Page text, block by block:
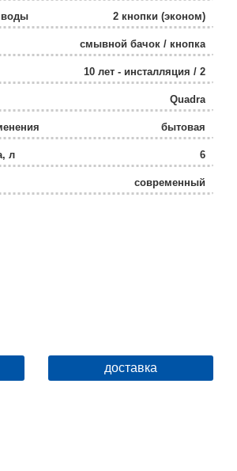
воды 2 кнопки (эконом)
смывной бачок / кнопка
смыва /
звукоизолирующая
10 лет - инсталляция / 2
года - кнопка смыва
Quadra
бытовая
л 6
современный
под крепеж. шпильки, см
доставка